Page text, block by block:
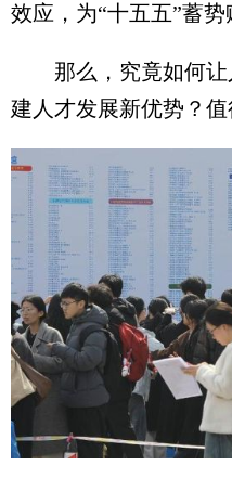
效应，为“十五五”蓄势
那么，究竟如何让
建人才发展新优势？值